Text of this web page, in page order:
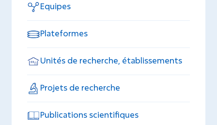
Equipes
Plateformes
Unités de recherche, établissements
Projets de recherche
Publications scientifiques